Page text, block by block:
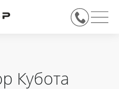
Кубота